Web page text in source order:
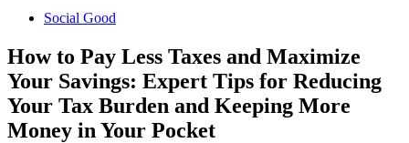
Social Good
How to Pay Less Taxes and Maximize
Your Savings: Expert Tips for Reducing
Your Tax Burden and Keeping More
Money in Your Pocket